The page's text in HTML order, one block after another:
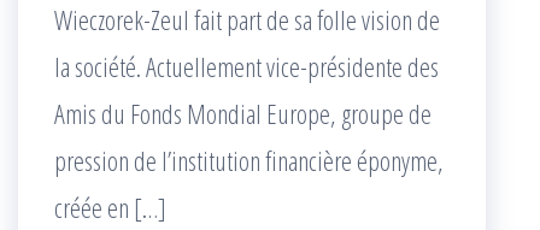
Wieczorek-Zeul fait part de sa folle vision de
la société. Actuellement vice-présidente des
Amis du Fonds Mondial Europe, groupe de
pression de l’institution financière éponyme,
créée en […]